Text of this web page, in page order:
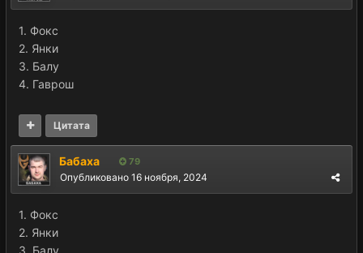
1. Фокс
2. Янки
3. Балу
4. Гаврош
Цитата
Бабаха 79
Опубликовано 16 ноября, 2024
1. Фокс
2. Янки
3. Балу